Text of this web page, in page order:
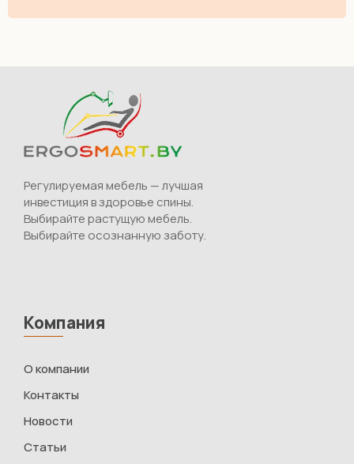
Регулируемая мебель — лучшая
инвестиция в здоровье спины.
Выбирайте растущую мебель.
Выбирайте осознанную заботу.
Компания
О компании
Контакты
Новости
Статьи